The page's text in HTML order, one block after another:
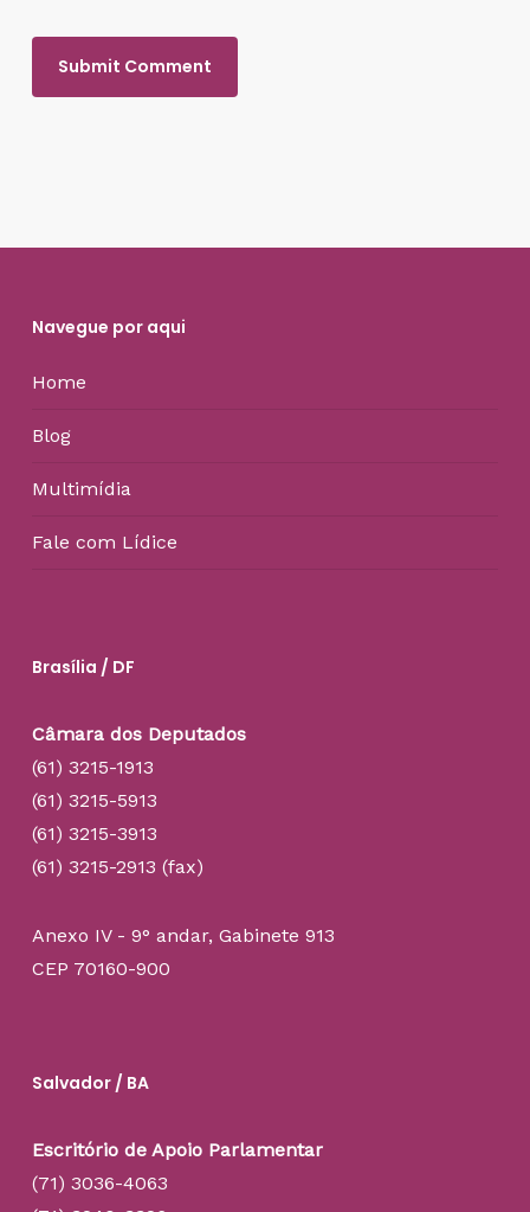
Navegue por aqui
Home
Blog
Multimídia
Fale com Lídice
Brasília / DF
Câmara dos Deputados
(61) 3215-1913
(61) 3215-5913
(61) 3215-3913
(61) 3215-2913 (fax)
Anexo IV - 9° andar, Gabinete 913
CEP 70160-900
Salvador / BA
Escritório de Apoio Parlamentar
(71) 3036-4063